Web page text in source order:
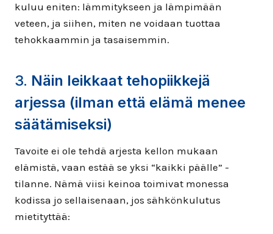
kuluu eniten: lämmitykseen ja lämpimään
veteen, ja siihen, miten ne voidaan tuottaa
tehokkaammin ja tasaisemmin.
3. Näin leikkaat tehopiikkejä
arjessa (ilman että elämä menee
säätämiseksi)
Tavoite ei ole tehdä arjesta kellon mukaan
elämistä, vaan estää se yksi “kaikki päälle” -
tilanne. Nämä viisi keinoa toimivat monessa
kodissa jo sellaisenaan, jos sähkönkulutus
mietityttää: